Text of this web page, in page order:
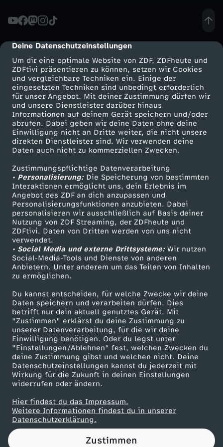
cmp-dialog-description
Deine Datenschutzeinstellungen
Um dir eine optimale Website von ZDF, ZDFheute und
ZDFtivi präsentieren zu können, setzen wir Cookies
und vergleichbare Techniken ein. Einige der
eingesetzten Techniken sind unbedingt erforderlich
für unser Angebot. Mit deiner Zustimmung dürfen wir
und unsere Dienstleister darüber hinaus
Informationen auf deinem Gerät speichern und/oder
abrufen. Dabei geben wir deine Daten ohne deine
Einwilligung nicht an Dritte weiter, die nicht unsere
direkten Dienstleister sind. Wir verwenden deine
Daten auch nicht zu kommerziellen Zwecken.
Zustimmungspflichtige Datenverarbeitung
• Personalisierung:Die Speicherung von bestimmten
Interaktionen ermöglicht uns, dein Erlebnis im
Angebot des ZDF an dich anzupassen und
Personalisierungsfunktionen anzubieten. Dabei
personalisieren wir ausschließlich auf Basis deiner
Nutzung von ZDF Streaming, der ZDFheute und
ZDFtivi. Daten von Dritten werden von uns nicht
verwendet.
• Social Media und externe Drittsysteme:Wir nutzen
Social-Media-Tools und Dienste von anderen
Anbietern. Unter anderem um das Teilen von Inhalten
zu ermöglichen.
Du kannst entscheiden, für welche Zwecke wir deine
Daten speichern und verarbeiten dürfen. Dies
betrifft nur dein aktuell genutztes Gerät. Mit
"Zustimmen" erklärst du deine Zustimmung zu
unserer Datenverarbeitung, für die wir deine
Einwilligung benötigen. Oder du legst unter
"Einstellungen/Ablehnen" fest, welchen Zwecken du
deine Zustimmung gibst und welchen nicht. Deine
Datenschutzeinstellungen kannst du jederzeit mit
Wirkung für die Zukunft in deinen Einstellungen
widerrufen oder ändern.
Hier findest du das Impressum.
Weitere Informationen findest du in unserer
Datenschutzerklärung.
Zustimmen
Z
I
L
:
D
i
e
H
e
u
c
h
e
l
e
i
u
m
Mehr ZDF
ZDF-Apps
Smart TV
ZDFtext
Livestreams
Sendungen A-Z
TV-Programm
Service
ZDFmitreden
Kontakt zum ZDF
Tickets
Zuschauerservice
Hilfe
ZDF Unternehmen
Karriere
ZDF goes Schule
Werbefernsehen
Mainzelmännchen
Partner